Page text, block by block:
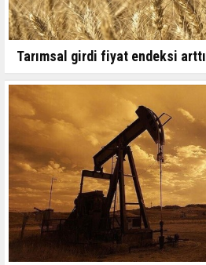
Tarımsal girdi fiyat endeksi arttı